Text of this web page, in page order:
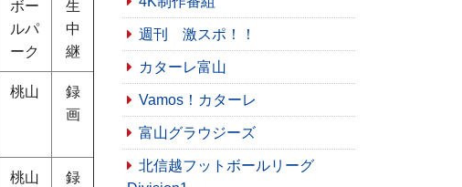
ボー
ルパ
ーク
生
中
継
桃山
録
画
桃山
録
週刊 激スポ！！
カターレ富山
Vamos！カターレ
富山グラウジーズ
北信越フットボールリーグ